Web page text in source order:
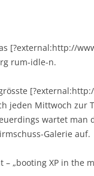
[?external:http://
rum-idle-n.
jeden Mittwoch zur
wartet
Galerie auf.
– „booting XP in the